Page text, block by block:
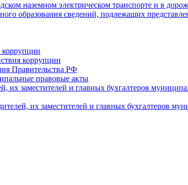
наземном электрическом транспорте и в
образования сведений, подлежащих
коррупции
Правительства РФ
правовые акты
их заместителей и главных бухгалтеров
их заместителей и главных бухгалтеров